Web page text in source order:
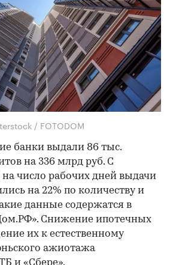
/ FOTODOM
банки выдали 86 тыс.
на 336 млрд руб. С
число рабочих дней выдачи
на 22% по количеству и
данные содержатся в
Снижение ипотечных
их к естественному
ажиотажа